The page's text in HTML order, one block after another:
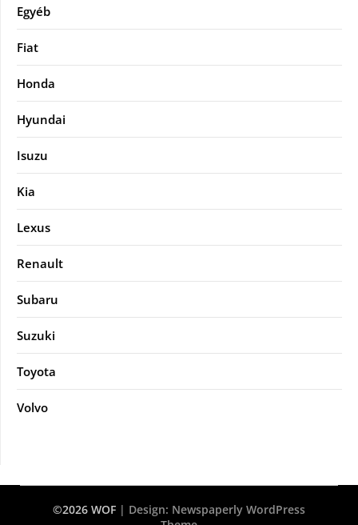
Egyéb
Fiat
Honda
Hyundai
Isuzu
Kia
Lexus
Renault
Subaru
Suzuki
Toyota
Volvo
©2026 WOF | Design: Newspaperly WordPress